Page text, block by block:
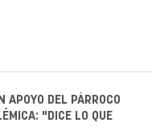
APOYO DEL PÁRROCO
"DICE LO QUE